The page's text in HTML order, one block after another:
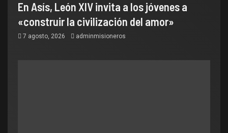
En Asís, León XIV invita a los jóvenes a
«construir la civilización del amor»
7 agosto, 2026 adminmisioneros